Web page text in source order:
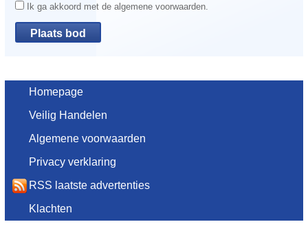
Ik ga akkoord met de algemene voorwaarden.
Homepage
Veilig Handelen
Algemene voorwaarden
Privacy verklaring
RSS laatste advertenties
Klachten